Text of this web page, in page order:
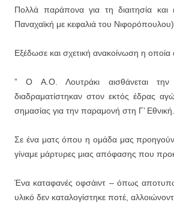
Εγγραφείτε στο κανάλι μας στο
Εγγραφείτε στις ενημερώσεις
Πολλά παράπονα για τη διαιτησία
Παναχαϊκή με κεφαλιά του
Εξέδωσε και σχετική ανακοίνωση η οποία
” Ο Α.Ο. Λουτράκι αισθάνεται
διαδραματίστηκαν στον εκτός έδρας
σημασίας για την παραμονή στη Γ’ Εθνική.
Σε ένα ματς όπου η ομάδα μας
γίναμε μάρτυρες μιας απόφασης που
Ένα καταφανές οφσάιντ – όπως
υλικό δεν καταλογίστηκε ποτέ,